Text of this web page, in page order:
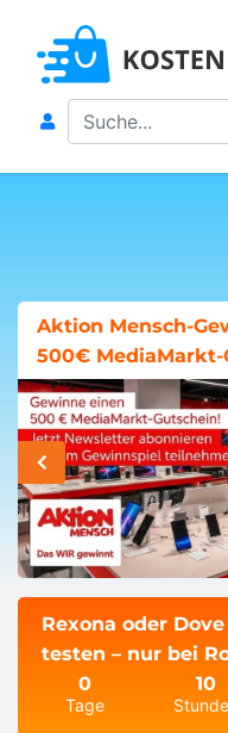
Search
Aktion Mensch-
500€ MediaMarkt-
Rexona oder
testen – nur bei
0
Tage
10